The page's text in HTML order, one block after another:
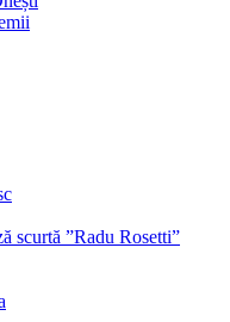
scurtă ”Radu Rosetti”